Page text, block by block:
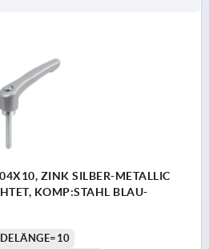
ZINK SILBER-METALLIC
KOMP:STAHL BLAU-